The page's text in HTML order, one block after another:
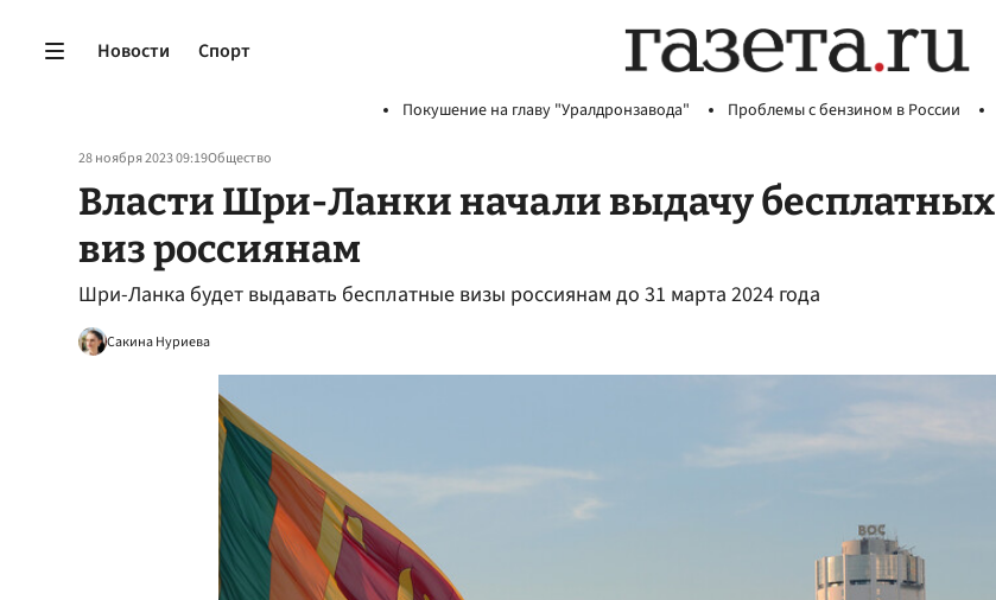
Новости Спорт
Покушение на главу "Уралдронзавода" Проблемы с бензином в России
28 ноября 2023 09:19Общество
Власти Шри-Ланки начали выдачу бесплатных
виз россиянам
Шри-Ланка будет выдавать бесплатные визы россиянам до 31 марта 2024 года
Сакина Нуриева